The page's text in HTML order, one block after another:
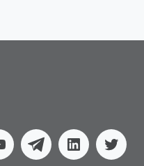
TelegramLinkedin